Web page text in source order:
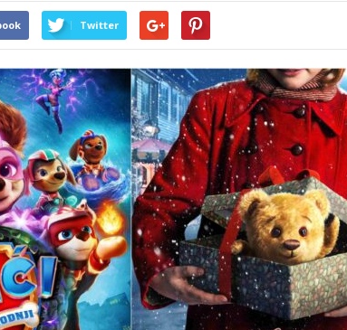
Twitter